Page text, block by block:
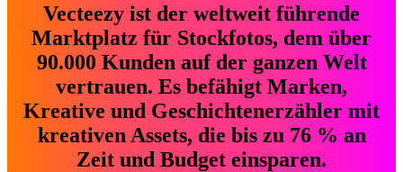
Vecteezy ist der weltweit führende
Marktplatz für Stockfotos, dem über
90.000 Kunden auf der ganzen Welt
vertrauen. Es befähigt Marken,
Kreative und Geschichtenerzähler mit
kreativen Assets, die bis zu 76 % an
Zeit und Budget einsparen.